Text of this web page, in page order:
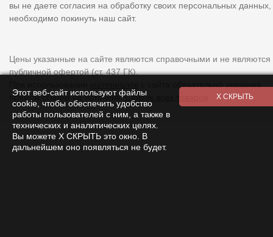
вы не даете согласия на обработку своих персональных
необходимо покинуть наш сайт.
Цены указанные на сайте являются справочными и не являются
публичной офертой (ст. 437 ГК).
прямой ссылки на источник.Список всех товаров
Этот веб-сайт используют файлы
cookie, чтобы обеспечить удобство
работы пользователей с ним, а также в
технических и аналитических целях.
Вы можете Х СКРЫТЬ это окно. В
дальнейшем оно появляться не будет.